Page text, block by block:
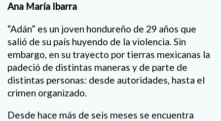
Ana María Ibarra
“Adán” es un joven hondureño de 29 años que
salió de su país huyendo de la violencia. Sin
embargo, en su trayecto por tierras mexicanas la
padeció de distintas maneras y de parte de
distintas personas: desde autoridades, hasta el
crimen organizado.
Desde hace más de seis meses se encuentra